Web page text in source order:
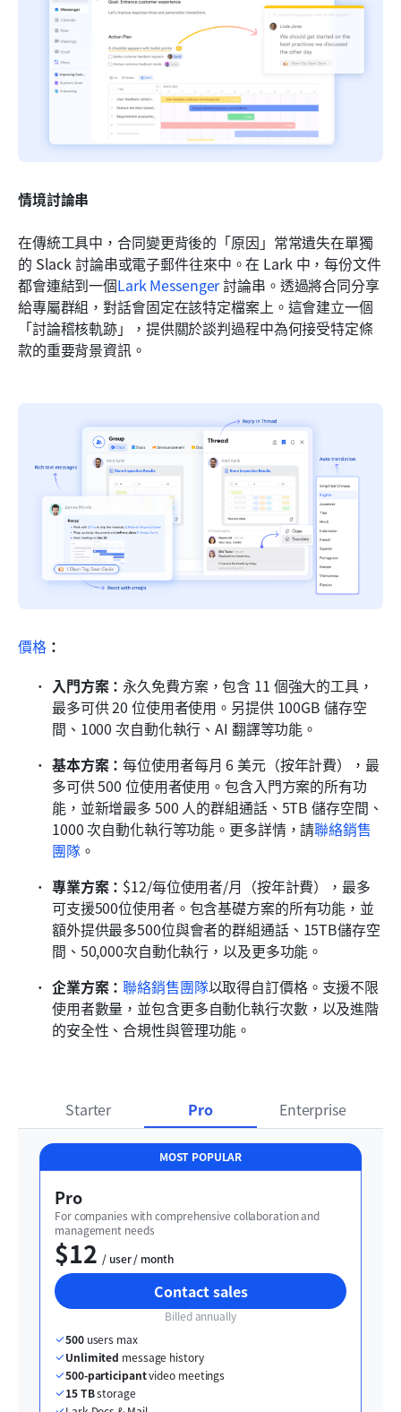
情境討論串
在傳統工具中，合同變更背後的「原因」常常遺失在單獨
的 Slack 討論串或電子郵件往來中。在 Lark 中，每份文件
都會連結到一個Lark Messenger 討論串。透過將合同分享
給專屬群組，對話會固定在該特定檔案上。這會建立一個
「討論稽核軌跡」，提供關於談判過程中為何接受特定條
款的重要背景資訊。
價格：
入門方案： 永久免費方案，包含 11 個強大的工具，
最多可供 20 位使用者使用。另提供 100GB 儲存空
間、1000 次自動化執行、AI 翻譯等功能。
基本方案：每位使用者每月 6 美元（按年計費），最
多可供 500 位使用者使用。包含入門方案的所有功
能，並新增最多 500 人的群組通話、5TB 儲存空間、
1000 次自動化執行等功能。更多詳情，請聯絡銷售
團隊。
專業方案： $12/每位使用者/月（按年計費），最多
可支援500位使用者。包含基礎方案的所有功能，並
額外提供最多500位與會者的群組通話、15TB儲存空
間、50,000次自動化執行，以及更多功能。
企業方案：聯絡銷售團隊以取得自訂價格。支援不限
使用者數量，並包含更多自動化執行次數，以及進階
的安全性、合規性與管理功能。
Starter Pro Enterprise
MOST POPULAR
Pro
For companies with comprehensive collaboration and
management needs
$12
  / user / month
Contact sales
Billed annually
500 users max
Unlimited message history
500-participant video meetings
15 TB storage